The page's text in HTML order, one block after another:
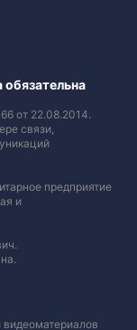
от 22.08.2014.
связи,
предприятие
и